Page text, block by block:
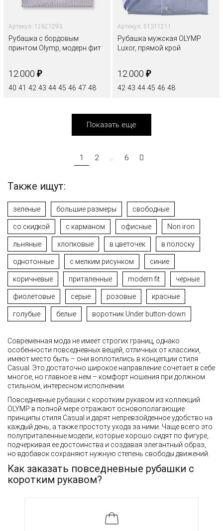
Артикул: 12621293
Рубашка с бордовым
принтом Olymp, модерн фит
12.000 ₽
40 41 42 43 44 45 46 47 48
Артикул: 51311211
Рубашка мужская OLYMP
Luxor, прямой крой
12.000 ₽
42 43 44 45 46 48
Показать еще
1 2 ... 6
Также ищут:
зеленые большие размеры свободные
со скидкой с карманом офисные Non iron
льняные хлопковые в цветочек в полоску
однотонные с мелким рисунком синие
коричневые приталенные modern fit черные
фиолетовые серые розовые красные
голубые белые воротник Under button-down
Современная мода не имеет строгих границ, однако
особенности повседневных вещей, отличных от классики,
имеют место быть – они воплотились в концепции стиля
Casual. Это достаточно широкое направление сочетает в себе
многое, но главное в нем – комфорт ношения при должном
стильном, интересном исполнении.
Повседневные рубашки с коротким рукавом из коллекций
OLYMP в полной мере отражают основополагающие
принципы стиля Casual и дарят непревзойденное удобство на
каждый день, а также простоту ухода за ними. Чаще всего это
полуприталенные модели, которые хорошо сидят по фигуре,
подчеркивая ее достоинства и создавая элегантный образ,
но вдобавок сохраняют нужную степень свободы движений.
Как заказать повседневные рубашки с
коротким рукавом?